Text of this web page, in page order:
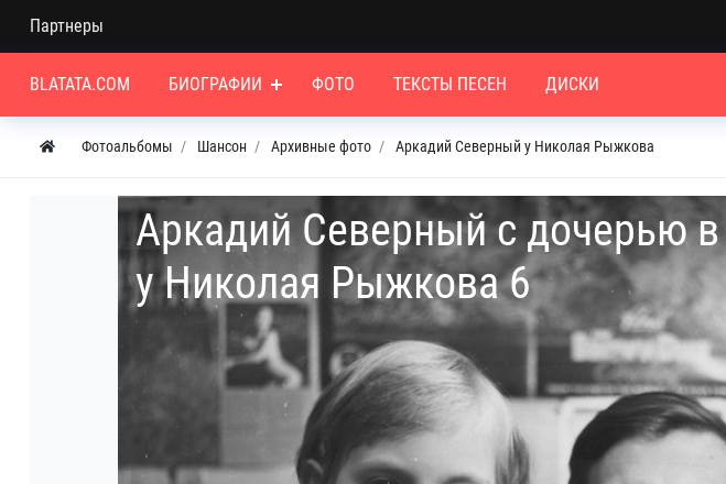
Партнеры
BLATATA.COM БИОГРАФИИ ФОТО ТЕКСТЫ ПЕСЕН ДИСКИ
Фотоальбомы Шансон Архивные фото Аркадий Северный у Николая Рыжкова
Аркадий Северный с дочерью в
у Николая Рыжкова 6